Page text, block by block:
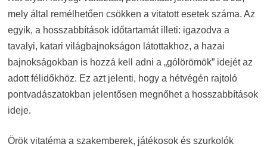
mely által remélhetően csökken a vitatott esetek száma. Az
egyik, a hosszabbítások időtartamát illeti: igazodva a
tavalyi, katari világbajnokságon látottakhoz, a hazai
bajnokságokban is hozzá kell adni a „gólörömök” idejét az
adott félidőkhöz. Ez azt jelenti, hogy a hétvégén rajtoló
pontvadászatokban jelentősen megnőhet a hosszabbítások
ideje.
Örök vitatéma a szakemberek, játékosok és szurkolók